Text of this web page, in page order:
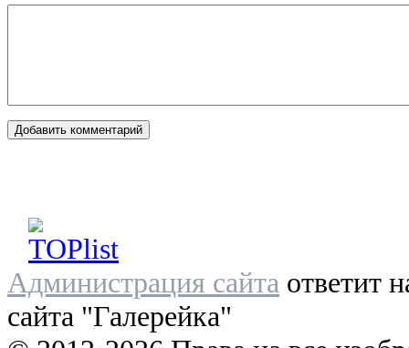
Администрация сайта ответит
сайта "Галерейка"